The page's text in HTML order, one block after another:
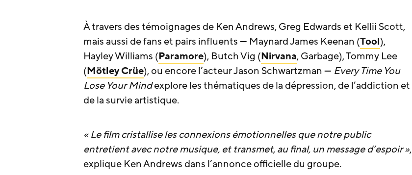
À travers des témoignages de Ken Andrews, Greg Edwards et Kellii Scott,
mais aussi de fans et pairs influents — Maynard James Keenan (Tool),
Hayley Williams (Paramore), Butch Vig (Nirvana, Garbage), Tommy Lee
(Mötley Crüe), ou encore l’acteur Jason Schwartzman — Every Time You
Lose Your Mindexplore les thématiques de la dépression, de l’addiction et
de la survie artistique.
« Le film cristallise les connexions émotionnelles que notre public
entretient avec notre musique, et transmet, au final, un message d’espoir »,
explique Ken Andrews dans l’annonce officielle du groupe.